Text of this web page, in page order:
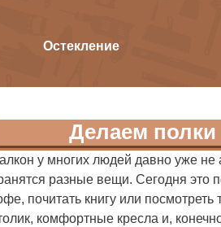
Остекление
Делаем
у многих людей давно уже не
разные вещи. Сегодня это
почитать книгу или
комфортные кресла и,